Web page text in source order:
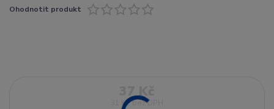
Ohodnotit produkt
37 Kč
31 Kč bez DPH